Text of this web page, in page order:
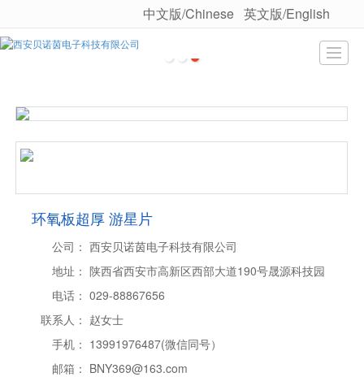
很遗憾，因您的浏览器版本过低导致无法获得最佳浏览体验，推荐下载安装谷歌浏览器！
中文版/Chinese 英文版/English
环氧板超厚 游星片
公司： 西安贝诺茵电子科技有限公司
地址： 陕西省西安市高新区西部大道190号晟源科技园
电话： 029-88867656
联系人： 赵女士
手机： 13991976487(微信同号）
邮箱： BNY369@163.com